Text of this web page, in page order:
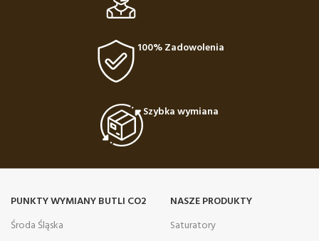
100% Zadowolenia
Szybka wymiana
PUNKTY WYMIANY BUTLI CO2
Środa Śląska
NASZE PRODUKTY
Saturatory